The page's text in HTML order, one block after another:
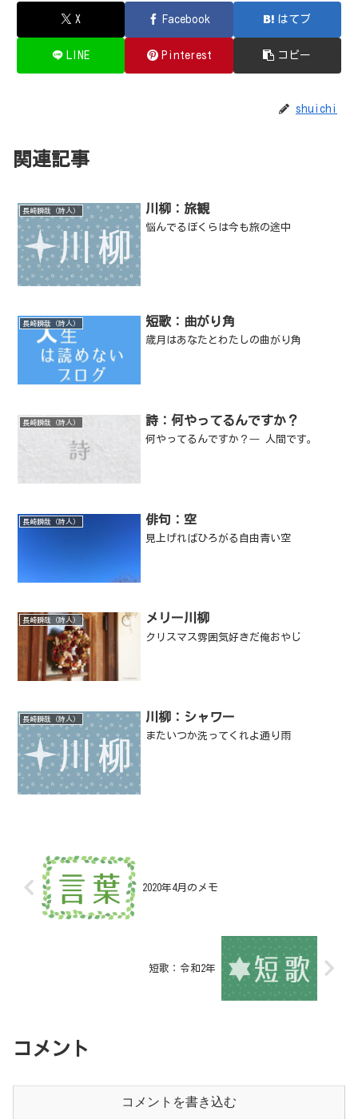
X Facebook はてブ
LINE Pinterest コピー
shuichi
関連記事
長崎瞬哉（詩人） 川柳：旅観
悩んでるぼくらは今も旅の途中
長崎瞬哉（詩人） 短歌：曲がり角
歳月はあなたとわたしの曲がり角
長崎瞬哉（詩人） 詩：何やってるんですか？
何やってるんですか？― 人間です。
長崎瞬哉（詩人） 俳句：空
見上げればひろがる自由青い空
長崎瞬哉（詩人） メリー川柳
クリスマス雰囲気好きだ俺おやじ
長崎瞬哉（詩人） 川柳：シャワー
またいつか洗ってくれよ通り雨
2020年4月のメモ
短歌：令和2年
コメント
コメントを書き込む